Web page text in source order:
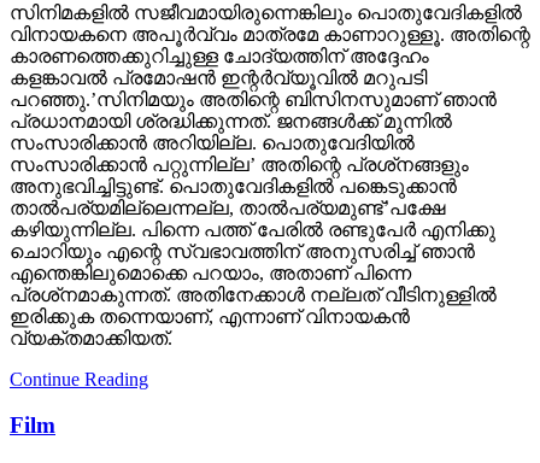
സിനിമകളില്‍ സജീവമായിരുന്നെങ്കിലും പൊതുവേദികളില്‍
വിനായകനെ അപൂര്‍വ്വം മാത്രമേ കാണാറുള്ളൂ. അതിന്റെ
കാരണത്തെക്കുറിച്ചുള്ള ചോദ്യത്തിന് അദ്ദേഹം
കളങ്കാവല്‍ പ്രമോഷന്‍ ഇന്റര്‍വ്യൂവില്‍ മറുപടി
പറഞ്ഞു.’സിനിമയും അതിന്റെ ബിസിനസുമാണ് ഞാന്‍
പ്രധാനമായി ശ്രദ്ധിക്കുന്നത്. ജനങ്ങള്‍ക്ക് മുന്നില്‍
സംസാരിക്കാന്‍ അറിയില്ല. പൊതുവേദിയില്‍
സംസാരിക്കാന്‍ പറ്റുന്നില്ല’ അതിന്റെ പ്രശ്‌നങ്ങളും
അനുഭവിച്ചിട്ടുണ്ട്. പൊതുവേദികളില്‍ പങ്കെടുക്കാന്‍
താല്‍പര്യമില്ലെന്നല്ല, താല്‍പര്യമുണ്ട്’പക്ഷേ
കഴിയുന്നില്ല. പിന്നെ പത്ത് പേരില്‍ രണ്ടുപേര്‍ എനിക്കു
ചൊറിയും എന്റെ സ്വഭാവത്തിന് അനുസരിച്ച് ഞാന്‍
എന്തെങ്കിലുമൊക്കെ പറയാം, അതാണ് പിന്നെ
പ്രശ്‌നമാകുന്നത്. അതിനേക്കാള്‍ നല്ലത് വീടിനുള്ളില്‍
ഇരിക്കുക തന്നെയാണ്, എന്നാണ് വിനായകന്‍
വ്യക്തമാക്കിയത്.
Continue Reading
Film